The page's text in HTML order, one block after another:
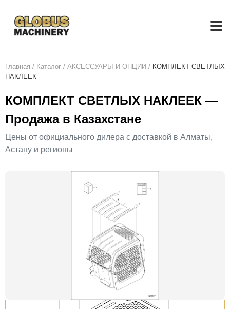
Главная / Каталог / АКСЕСCУАРЫ И ОПЦИИ / КОМПЛЕКТ СВЕТЛЫХ
НАКЛЕЕК
КОМПЛЕКТ СВЕТЛЫХ НАКЛЕЕК —
Продажа в Казахстане
Цены от официального дилера с доставкой в Алматы,
Астану и регионы